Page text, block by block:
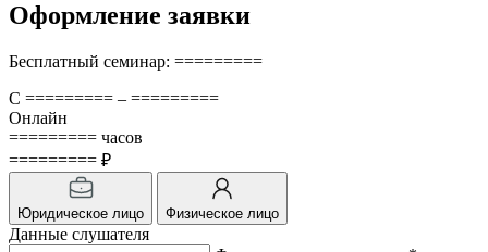
Оформление заявки
Бесплатный семинар: =========
С ========= – =========
Онлайн
========= часов
========= ₽
Юридическое лицо Физическое лицо
Данные слушателя